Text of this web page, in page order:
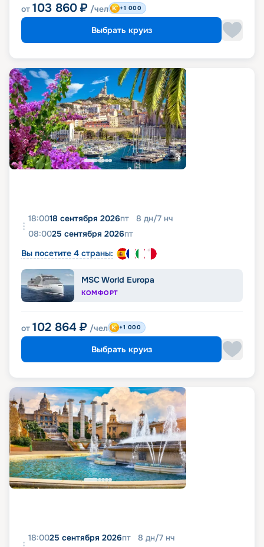
от 103 860 ₽ /чел +1 000
Выбрать круиз
18:0018 сентября 2026пт 8 дн/7 нч
08:0025 сентября 2026пт
Вы посетите 4 страны:
MSC World Europa
КОМФОРТ
от 102 864 ₽ /чел +1 000
Выбрать круиз
18:0025 сентября 2026пт 8 дн/7 нч